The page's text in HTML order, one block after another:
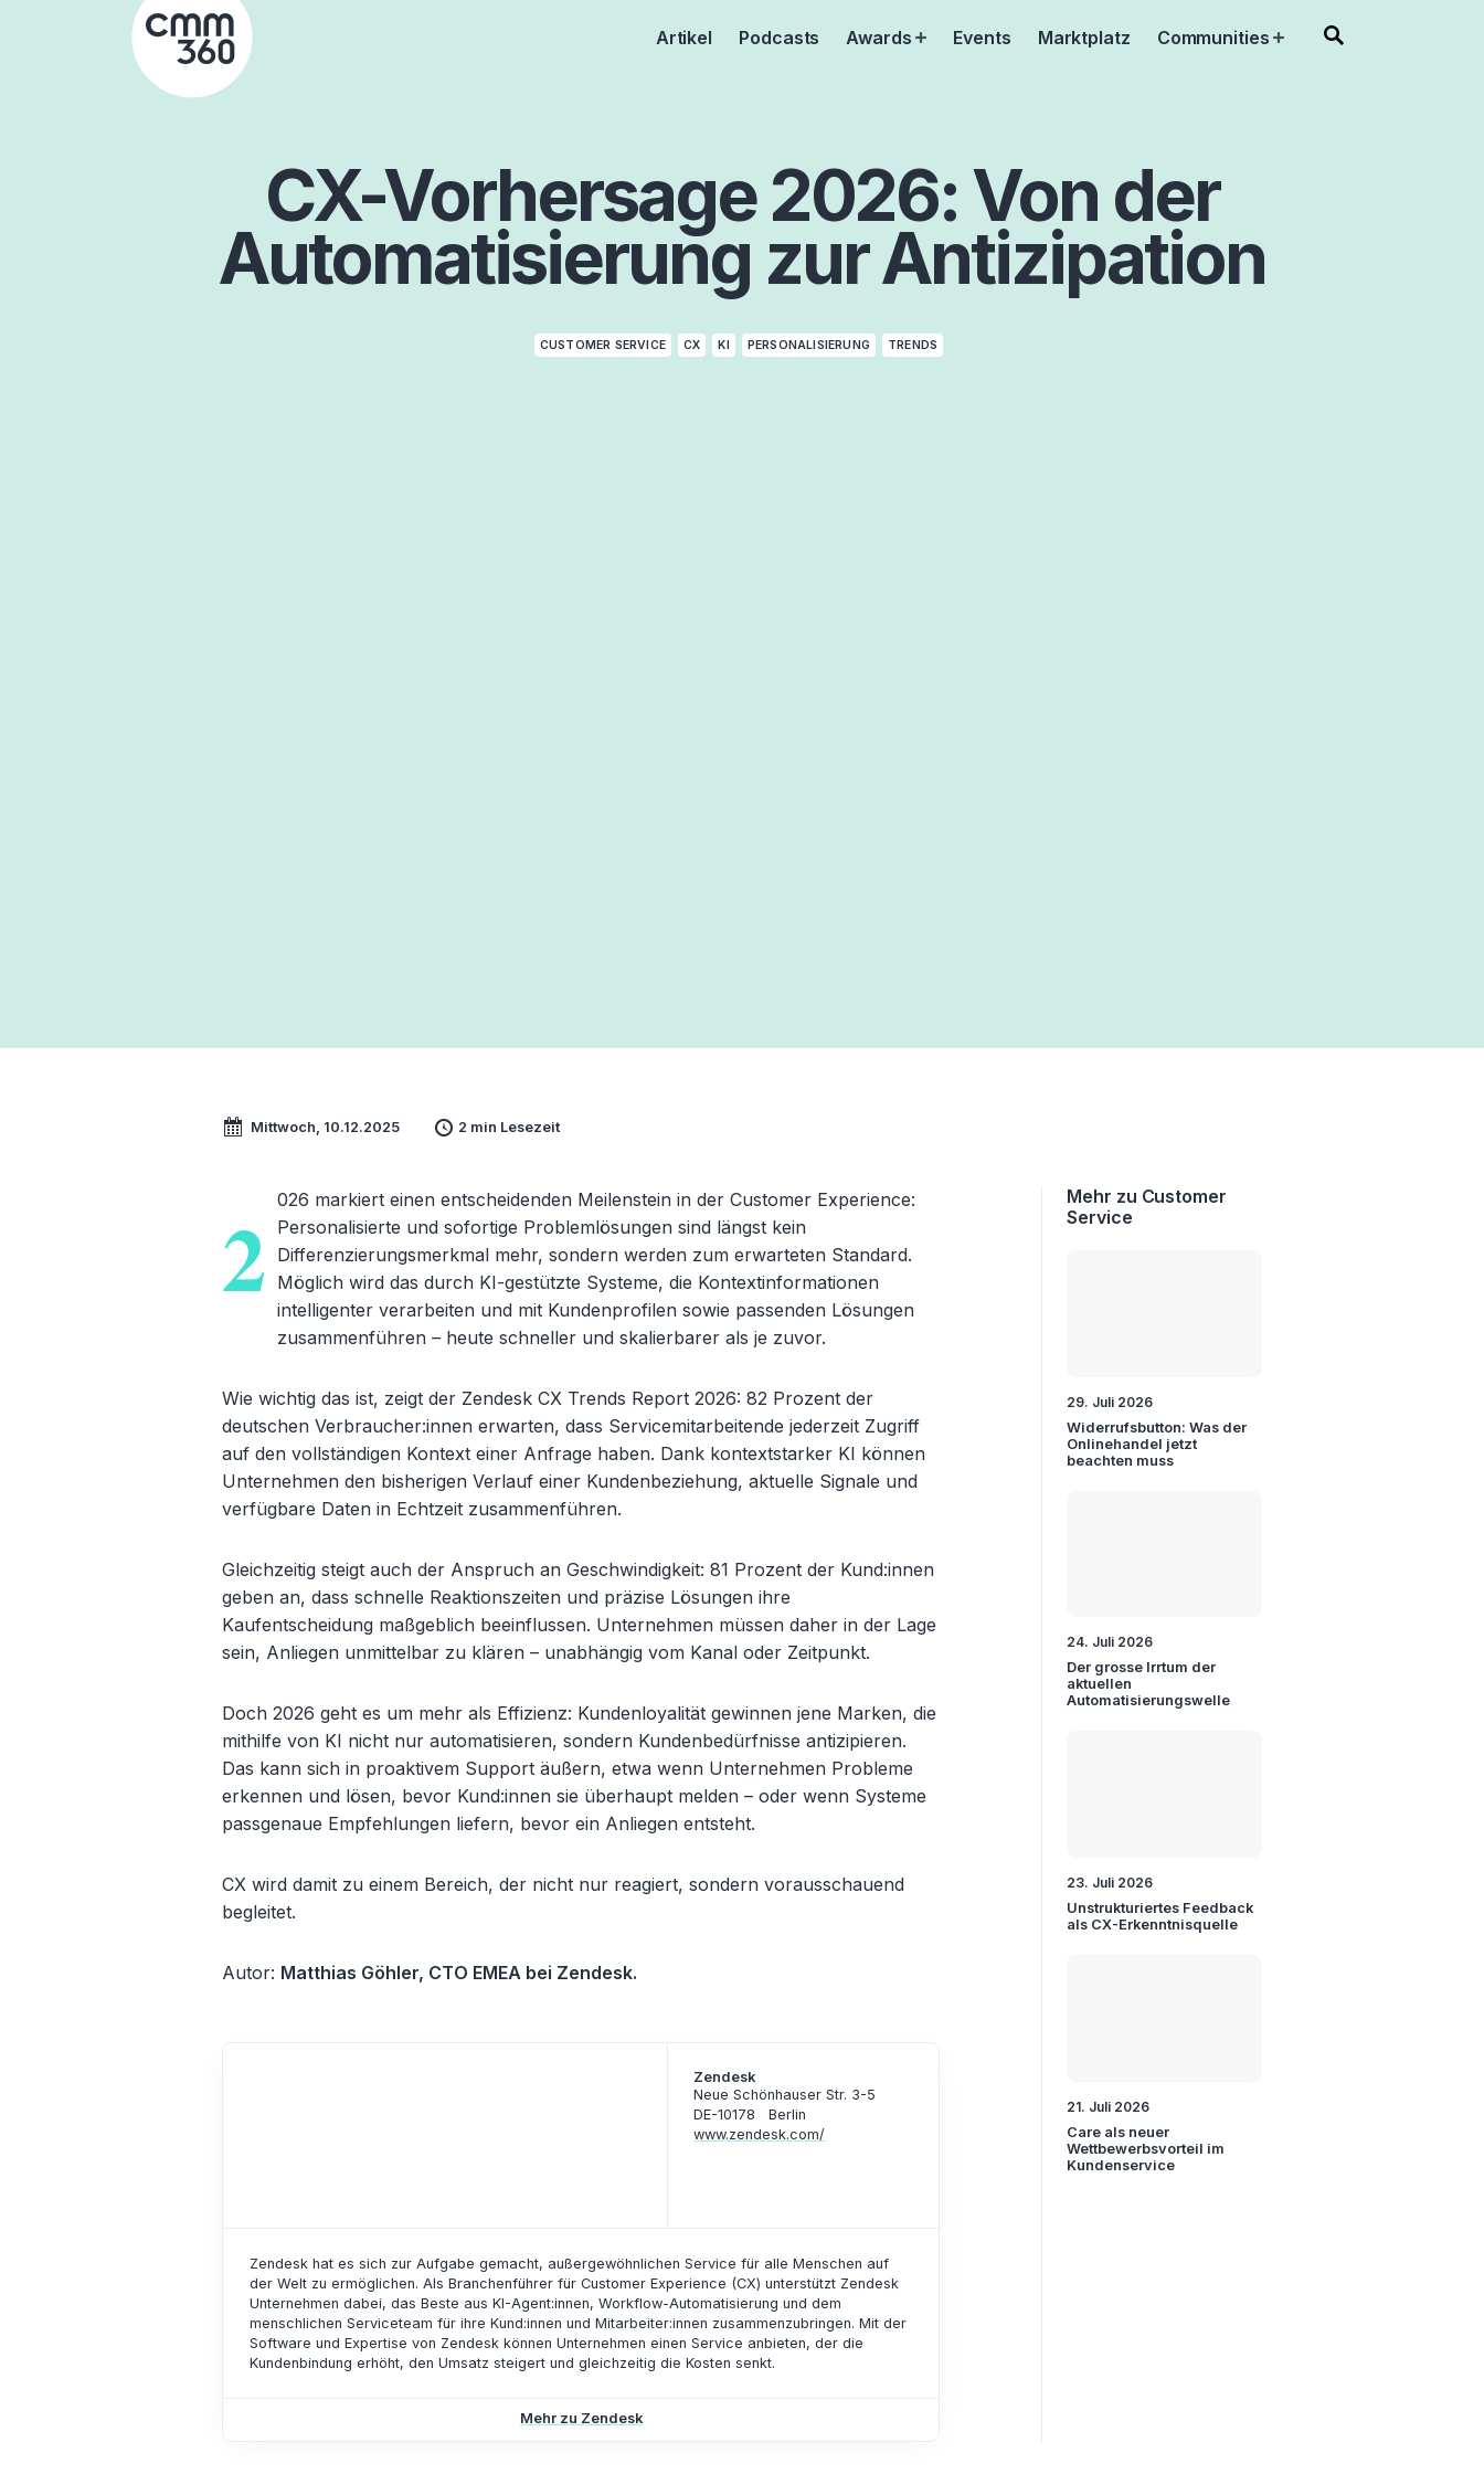
Artikel Podcasts Awards OpenEvents Marktplatz Communities Open
CX-Vorhersage 2026: Von der
Automatisierung zur Antizipation
CUSTOMER SERVICE CX KI PERSONALISIERUNG TRENDS
Mittwoch, 10.12.2025 2 min Lesezeit
2
026 markiert einen entscheidenden Meilenstein in der Customer Experience:
Personalisierte und sofortige Problemlösungen sind längst kein
Differenzierungsmerkmal mehr, sondern werden zum erwarteten Standard.
Möglich wird das durch KI-gestützte Systeme, die Kontextinformationen
intelligenter verarbeiten und mit Kundenprofilen sowie passenden Lösungen
zusammenführen – heute schneller und skalierbarer als je zuvor.
Wie wichtig das ist, zeigt der Zendesk CX Trends Report 2026: 82 Prozent der
deutschen Verbraucher:innen erwarten, dass Servicemitarbeitende jederzeit Zugriff
auf den vollständigen Kontext einer Anfrage haben. Dank kontextstarker KI können
Unternehmen den bisherigen Verlauf einer Kundenbeziehung, aktuelle Signale und
verfügbare Daten in Echtzeit zusammenführen.
Gleichzeitig steigt auch der Anspruch an Geschwindigkeit: 81 Prozent der Kund:innen
geben an, dass schnelle Reaktionszeiten und präzise Lösungen ihre
Kaufentscheidung maßgeblich beeinflussen. Unternehmen müssen daher in der Lage
sein, Anliegen unmittelbar zu klären – unabhängig vom Kanal oder Zeitpunkt.
Doch 2026 geht es um mehr als Effizienz: Kundenloyalität gewinnen jene Marken, die
mithilfe von KI nicht nur automatisieren, sondern Kundenbedürfnisse antizipieren.
Das kann sich in proaktivem Support äußern, etwa wenn Unternehmen Probleme
erkennen und lösen, bevor Kund:innen sie überhaupt melden – oder wenn Systeme
passgenaue Empfehlungen liefern, bevor ein Anliegen entsteht.
CX wird damit zu einem Bereich, der nicht nur reagiert, sondern vorausschauend
begleitet.
Autor: Matthias Göhler, CTO EMEA bei Zendesk.
Zendesk
Neue Schönhauser Str. 3-5
DE-10178
Berlin
www.zendesk.com/
Zendesk hat es sich zur Aufgabe gemacht, außergewöhnlichen Service für alle Menschen auf
der Welt zu ermöglichen. Als Branchenführer für Customer Experience (CX) unterstützt Zendesk
Unternehmen dabei, das Beste aus KI-Agent:innen, Workflow-Automatisierung und dem
menschlichen Serviceteam für ihre Kund:innen und Mitarbeiter:innen zusammenzubringen. Mit der
Software und Expertise von Zendesk können Unternehmen einen Service anbieten, der die
Kundenbindung erhöht, den Umsatz steigert und gleichzeitig die Kosten senkt.
Mehr zu Zendesk
Mehr zu Customer
Service
29. Juli 2026
Widerrufsbutton: Was der
Onlinehandel jetzt
beachten muss
24. Juli 2026
Der grosse Irrtum der
aktuellen
Automatisierungswelle
23. Juli 2026
Unstrukturiertes Feedback
als CX-Erkenntnisquelle
21. Juli 2026
Care als neuer
Wettbewerbsvorteil im
Kundenservice